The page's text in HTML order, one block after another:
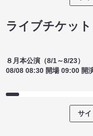
ライブチケット
８月本公演（8/1～8/23）
08/08 08:30 開場 09:00 開
サイ